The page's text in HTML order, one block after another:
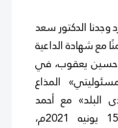
وجدنا الدكتور سعد
مع شهادة الداعية
يعقوب، في
المذاع
البلد» مع أحمد
موسى يوم 15 يونيه 2021م،